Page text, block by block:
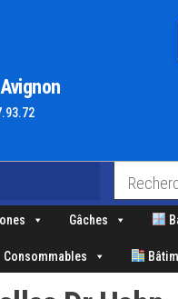
Gâches
Consommables